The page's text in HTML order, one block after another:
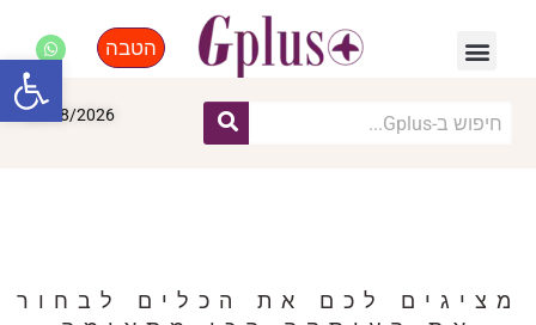
הטבה
08/08/2026
מציגים לכם את הכלים לבחור
פתח